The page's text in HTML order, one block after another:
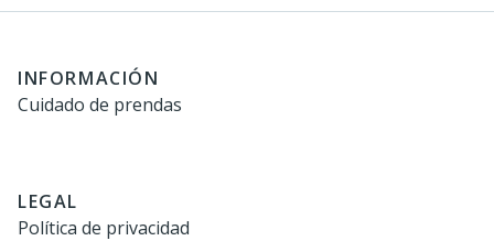
INFORMACIÓN
Cuidado de prendas
LEGAL
Política de privacidad